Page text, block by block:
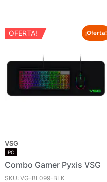
¡Oferta!
OFERTA!
VSG
PC
Combo Gamer Pyxis VSG
SKU: VG-BL099-BLK